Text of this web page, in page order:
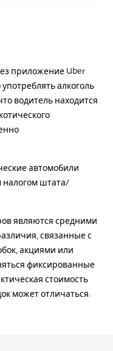
приложение Uber
алкоголь
водитель находится
автомобили
налогом штата/
являются средними
связанные с
акциями или
фиксированные
стоимость
может отличаться.